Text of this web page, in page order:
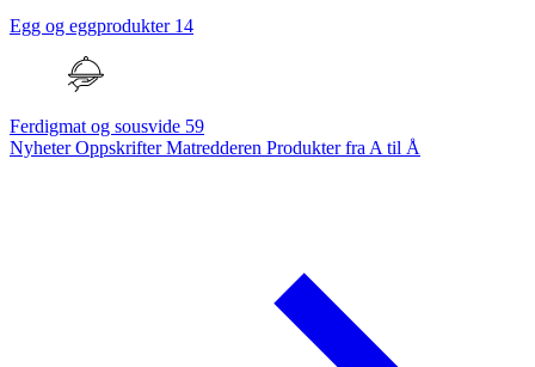
Egg og eggprodukter 14
Ferdigmat og sousvide 59
NyheterOppskrifterMatredderen Produkter fra A til Å